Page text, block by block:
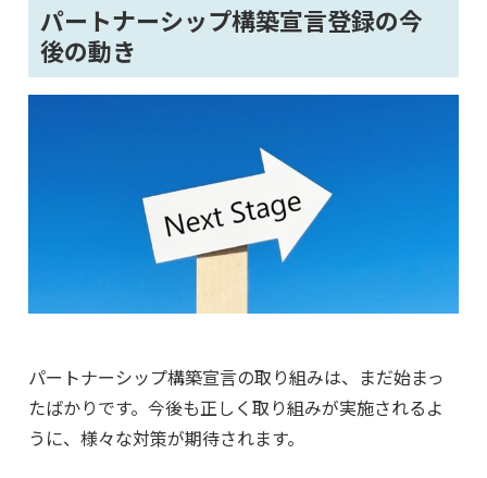
パートナーシップ構築宣言登録の今
後の動き
パートナーシップ構築宣言の取り組みは、まだ始まっ
たばかりです。今後も正しく取り組みが実施されるよ
うに、様々な対策が期待されます。